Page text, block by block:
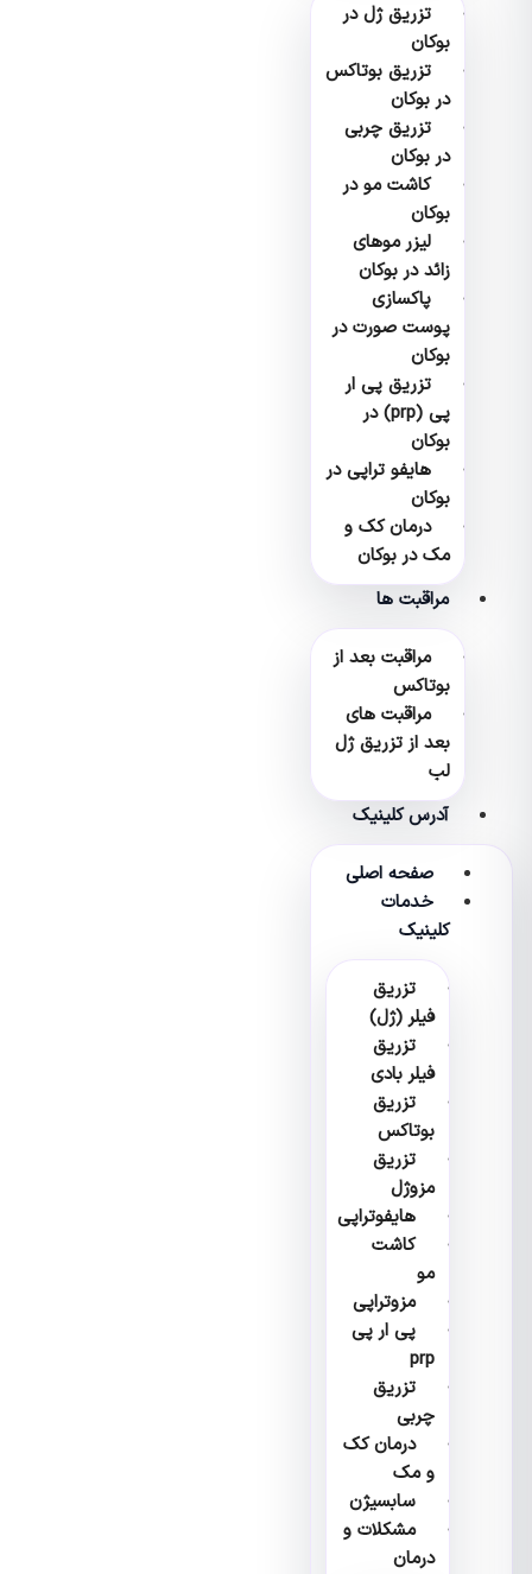
تزریق ژل در
بوکان
تزریق بوتاکس
در بوکان
تزریق چربی
در بوکان
کاشت مو در
بوکان
لیزر موهای
زائد در بوکان
پاکسازی
پوست صورت در
بوکان
تزریق پی ار
پی (prp) در
بوکان
هایفو تراپی در
بوکان
درمان کک و
مک در بوکان
مراقبت ها
مراقبت بعد از
بوتاکس
مراقبت های
بعد از تزریق ژل
لب
آدرس کلینیک
صفحه اصلی
خدمات
کلینیک
تزریق
فیلر (ژل)
تزریق
فیلر بادی
تزریق
بوتاکس
تزریق
مزوژل
هایفوتراپی
کاشت
مو
مزوتراپی
پی ار پی
prp
تزریق
چربی
درمان کک
و مک
سابسیژن
مشکلات و
درمان